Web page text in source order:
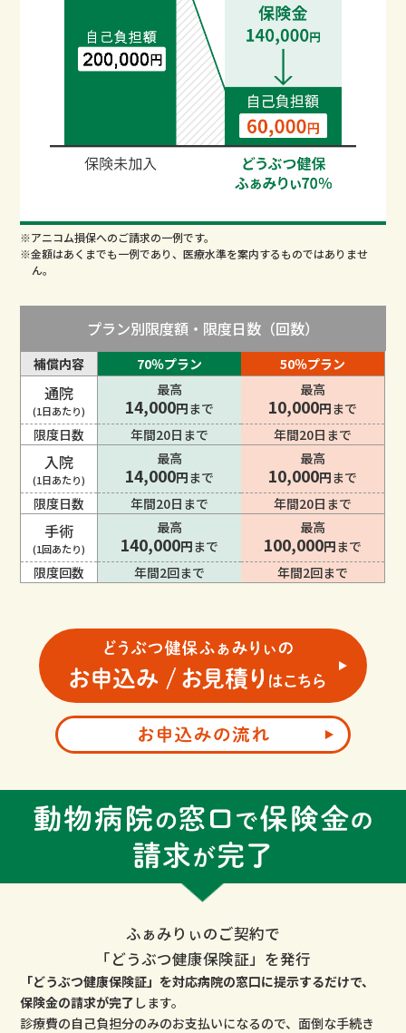
※アニコム損保へのご請求の一例です。
※金額はあくまでも一例であり、医療水準を案内するものではありませ
ん。
プラン別限度額・限度日数（回数）
補償内容 70％プラン 50％プラン
通院
(1日あたり)
最高
14,000円まで
最高
10,000円まで
限度日数
年間20日まで 年間20日まで
入院
(1日あたり)
最高
14,000円まで
最高
10,000円まで
限度日数
年間20日まで 年間20日まで
手術
(1回あたり)
最高
140,000円まで
最高
100,000円まで
限度回数
年間2回まで 年間2回まで
ふぁみりぃのご契約で
「どうぶつ健康保険証」を発行
「どうぶつ健康保険証」を対応病院の窓口に提示するだけで、
保険金の請求が完了 します。
診療費の自己負担分のみのお支払いになるので、面倒な手続き